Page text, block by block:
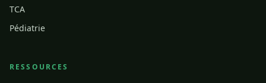
TCA
Pédiatrie
RESSOURCES